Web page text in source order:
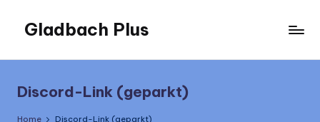
content
Gladbach Plus
Discord-Link (geparkt)
Home Discord-Link (geparkt)